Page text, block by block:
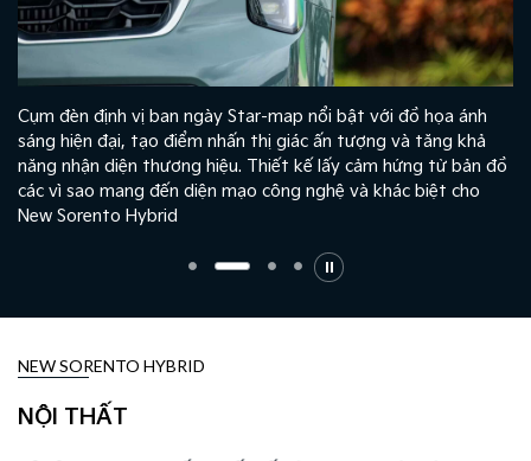
Cụm đèn định vị ban ngày Star-map nổi bật với đồ họa ánh
sáng hiện đại, tạo điểm nhấn thị giác ấn tượng và tăng khả
năng nhận diện thương hiệu. Thiết kế lấy cảm hứng từ bản đồ
các vì sao mang đến diện mạo công nghệ và khác biệt cho
New Sorento Hybrid
NEW SORENTO HYBRID
NỘI THẤT